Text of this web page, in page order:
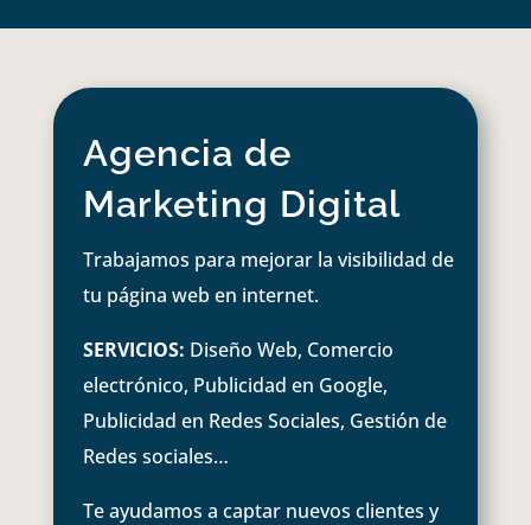
Agencia de
Marketing Digital
Trabajamos para mejorar la visibilidad de
tu página web en internet.
SERVICIOS: Diseño Web, Comercio
electrónico, Publicidad en Google,
Publicidad en Redes Sociales, Gestión de
Redes sociales…
Te ayudamos a captar nuevos clientes y